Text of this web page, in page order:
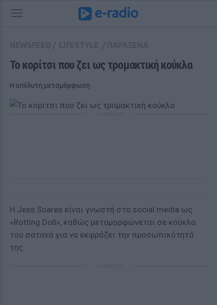
Το κορίτσι που ζει ως τρομακτική κούκλα
Η απόλυτη μεταμόρφωση
Η Jess Soares είναι γνωστή στα social media ως
«Rotting Doll», καθώς μεταμορφώνεται σε κούκλα
του σατανά για να εκφράζει την προσωπικότητά
της.